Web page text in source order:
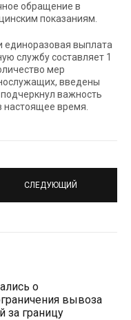
обращение в
показаниям.
единоразовая выплата
службу составляет 1
мер
введены
важность
время.
СЛЕДУЮЩИЙ
о
вывоза
за границу